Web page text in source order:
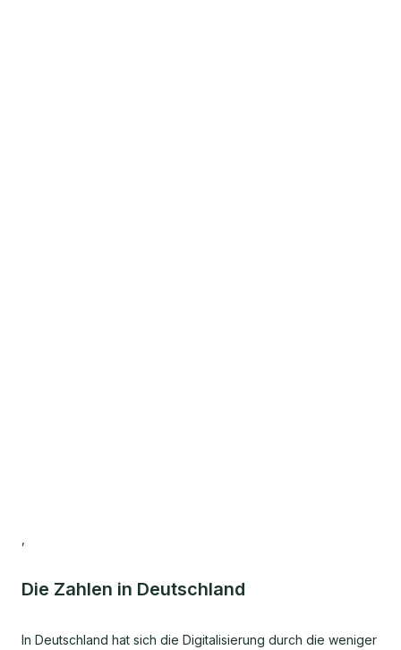
Die Zahlen in Deutschland
In Deutschland hat sich die Digitalisierung durch die weniger